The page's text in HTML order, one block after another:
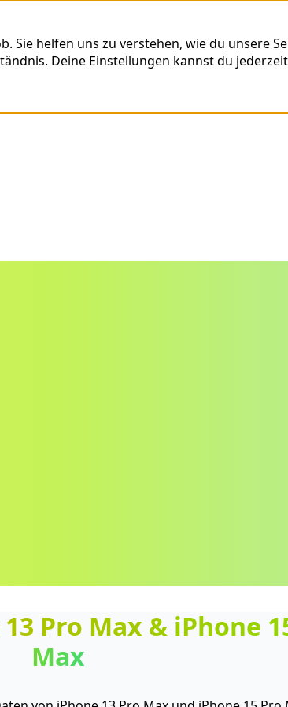
Sie helfen uns zu verstehen, wie du unsere
Deine Einstellungen kannst du
Pro Max & iPhone
Max